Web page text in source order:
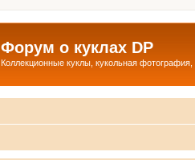
Форум о куклах DP
Коллекционные куклы, кукольная